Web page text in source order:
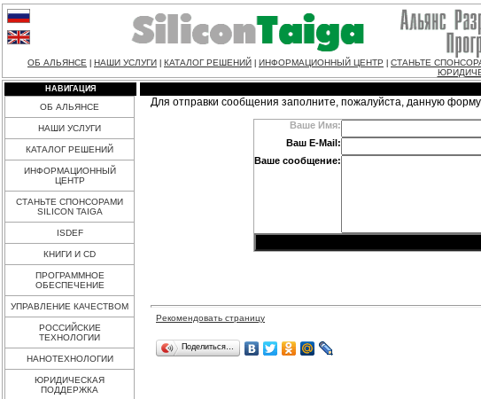
ОБ АЛЬЯНСЕ НАШИ УСЛУГИ КАТАЛОГ РЕШЕНИЙ ИНФОРМАЦИОННЫЙ ЦЕНТР СТАНЬТЕ
НАВИГАЦИЯ
ОБ АЛЬЯНСЕ
НАШИ УСЛУГИ
КАТАЛОГ РЕШЕНИЙ
ИНФОРМАЦИОННЫЙ
ЦЕНТР
СТАНЬТЕ СПОНСОРАМИ
SILICON TAIGA
ISDEF
КНИГИ И CD
ПРОГРАММНОЕ
ОБЕСПЕЧЕНИЕ
УПРАВЛЕНИЕ КАЧЕСТВОМ
РОССИЙСКИЕ
ТЕХНОЛОГИИ
НАНОТЕХНОЛОГИИ
ЮРИДИЧЕСКАЯ
ПОДДЕРЖКА
Для отправки сообщения заполните, пожалуйста, данную
Ваше Имя:
Ваш E-Mail:
Ваше сообщение:
Рекомендовать страницу
Поделиться…